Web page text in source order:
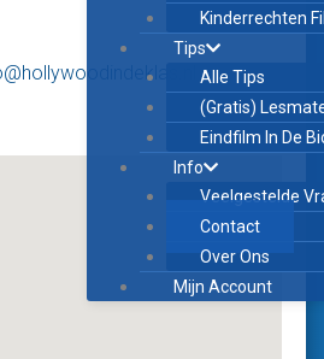
Kinderrechten
Tips
Alle Tips
(Gratis)
Eindfilm In De
Info
Veelgestelde
Contact
Over Ons
Mijn Account